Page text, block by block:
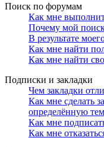
Поиск по форумам
Как мне
Почему мой поиск
В результате
Как мне найти
Как мне найти
Подписки и закладки
Чем закладки
Как мне сделать
определённую
Как мне
Как мне